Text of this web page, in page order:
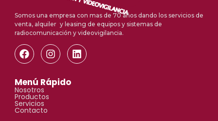
Somos una empresa con mas de 70 años dando los servicios de
venta, alquiler y leasing de equipos y sistemas de
radiocomunicación y videovigilancia.
Menú Rápido
Nosotros
Productos
Servicios
Contacto